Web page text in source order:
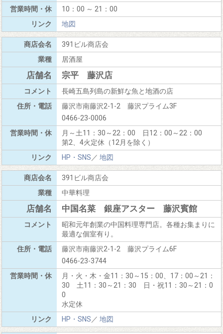
10：00 ～ 21：00
地図
391ビル商店会
居酒屋
宗平 藤沢店
長崎五島列島の新鮮な魚と地酒の店
藤沢市南藤沢2-1-2 藤沢プライム3F
0466-23-0006
月～土11：30～22：00 日12：00～22：00
第2、4火定休（12月を除く）
HP・SNS／ 地図
391ビル商店会
中華料理
中国名菜 銀座アスター 藤沢賓館
昭和元年創業の中国料理専門店。各種お集まりに
最適な個室有り。
藤沢市南藤沢2-1-2 藤沢プライム6F
0466-23-3744
月・火・木・金11：30～15：00、17：00～21：
30 土11：30～21：30 日・祝11：30～21：0
0
水定休
HP・SNS／ 地図